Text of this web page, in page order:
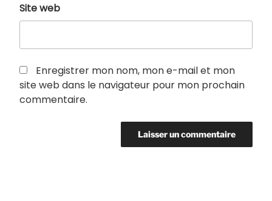
Site web
Enregistrer mon nom, mon e-mail et mon
site web dans le navigateur pour mon prochain
commentaire.